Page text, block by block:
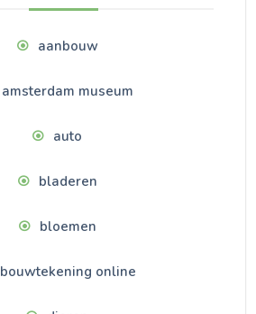
aanbouw
amsterdam museum
auto
bladeren
bloemen
bouwtekening online